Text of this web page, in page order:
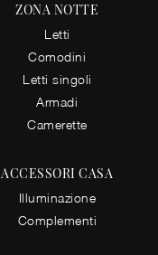
ZONA NOTTE
Letti
Comodini
Letti singoli
Armadi
Camerette
ACCESSORI CASA
Illuminazione
Complementi